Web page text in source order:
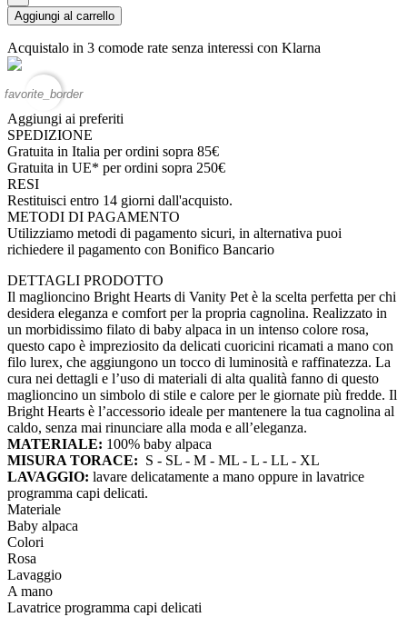
Aggiungi al carrello
Acquistalo in 3 comode rate senza interessi con Klarna
favorite_border
Aggiungi ai preferiti
SPEDIZIONE
Gratuita in Italia per ordini sopra 85€
Gratuita in UE* per ordini sopra 250€
RESI
Restituisci entro 14 giorni dall'acquisto.
METODI DI PAGAMENTO
Utilizziamo metodi di pagamento sicuri, in alternativa puoi
richiedere il pagamento con Bonifico Bancario
DETTAGLI PRODOTTO
Il maglioncino Bright Hearts di Vanity Pet è la scelta perfetta per chi
desidera eleganza e comfort per la propria cagnolina. Realizzato in
un morbidissimo filato di baby alpaca in un intenso colore rosa,
questo capo è impreziosito da delicati cuoricini ricamati a mano con
filo lurex, che aggiungono un tocco di luminosità e raffinatezza. La
cura nei dettagli e l’uso di materiali di alta qualità fanno di questo
maglioncino un simbolo di stile e calore per le giornate più fredde. Il
Bright Hearts è l’accessorio ideale per mantenere la tua cagnolina al
caldo, senza mai rinunciare alla moda e all’eleganza.
MATERIALE: 100% baby alpaca
MISURA TORACE: S - SL - M - ML - L - LL - XL
LAVAGGIO: lavare delicatamente a mano oppure in lavatrice
programma capi delicati.
Materiale
Baby alpaca
Colori
Rosa
Lavaggio
A mano
Lavatrice programma capi delicati